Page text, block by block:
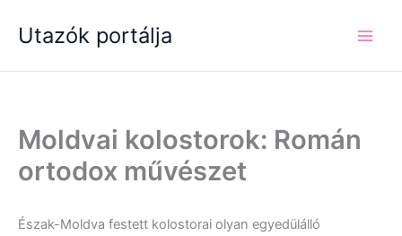
Utazók portálja
Moldvai kolostorok: Román
ortodox művészet
Észak-Moldva festett kolostorai olyan egyedülálló